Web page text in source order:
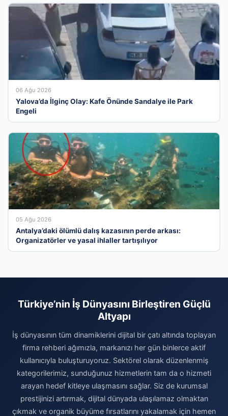
06 Ağu 2026
Yalova’da İlginç Olay: Kafe Önünde Sandalye ile Park
Engeli
05 Ağu 2026
Antalya’daki ölümlü dalış kazasının perde arkası:
Organizatörler ve yasal ihlaller tartışılıyor
Türkiye’nin İş Dünyasını Birleştiren Güçlü
Altyapı
İş dünyasının tüm dinamiklerini dijital bir çatı altında toplayan
firma rehberi ağımızla, markanızı her gün binlerce aktif
kullanıcıyla buluşturuyoruz. Sektörel olarak düzenlenmiş
kategorilerimiz, sunduğunuz hizmetlerin tam da o hizmeti
arayan hedef kitleye ulaşmasını sağlar. Siz de kurumsal
prestijinizi artırmak, dijital dünyada ulaşılamaz olmaktan
çıkmak ve organik büyüme fırsatlarını yakalamak için hemen